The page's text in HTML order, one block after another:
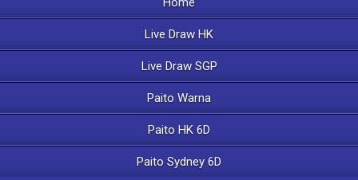
Live Draw HK
Live Draw SGP
Paito Warna
Paito HK 6D
Paito Sydney 6D